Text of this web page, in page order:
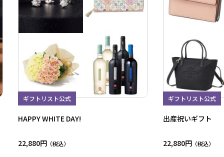
ギフトリスト公式
HAPPY WHITE DAY!
22,880円
ギフトリスト公式
出産祝いギフト
22,880円